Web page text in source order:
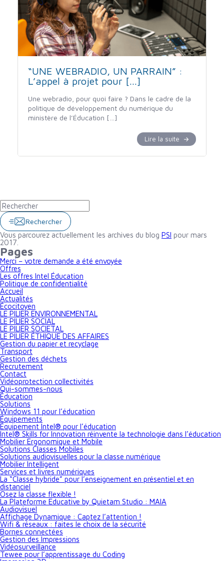
“UNE WEBRADIO, UN PARRAIN” :
L’appel à projet pour [...]
Une webradio, pour quoi faire ? Dans le cadre de la
politique de développement du numérique du
ministère de l’Éducation […]
Lire la suite
Rechercher
Vous parcourez actuellement les archives du blog PSI pour mars
2017.
Pages
Merci – votre demande a été envoyée
Offres
Les offres Intel Éducation
Politique de confidentialité
Accueil
Actualités
Écocitoyen
LE PILIER ENVIRONNEMENTAL
LE PILIER SOCIAL
LE PILIER SOCIETAL
LE PILIER ÉTHIQUE DES AFFAIRES
Gestion du papier et recyclage
Transport
Gestion des déchets
Recrutement
Contact
Vidéoprotection collectivités
Qui-sommes-nous
Éducation
Solutions
Windows 11 pour l’éducation
Équipements
Équipement Intel® pour l’éducation
Intel® Skills for Innovation réinvente la technologie dans l’éducation
Mobilier Ergonomique et Mobile
Solutions Classes Mobiles
Solutions audiovisuelles pour la classe numérique
Mobilier Intelligent
Services et livres numériques
La “Classe hybride” pour l’enseignement en présentiel et en
distanciel
Osez la classe flexible !
La Plateforme Educative by Quietam Studio : MAIA
Audiovisuel
Affichage Dynamique : Captez l’attention !
Wifi & réseaux : faites le choix de la sécurité
Bornes connectées
Gestion des Impressions
Vidéosurveillance
Tewee pour l’apprentissage du Coding